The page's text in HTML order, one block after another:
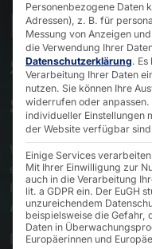
starker
starke
Wohohe Performance
entscheidend sind,
Industrie-PCs der
AKHET® Railon .
Deroptimierte Airflow
Personenbezogene Daten
Adressen), z. B. für
Messung von Anzeigen
die Verwendung Ihrer
Datenschutzerklärung.
Verarbeitung Ihrer Daten
nutzen. Sie können Ihre
widerrufen oder anpassen.
individueller Einstellungen
der Website verfügbar
Einige Services
Mit Ihrer Einwilligung zur
auch in die Verarbeitung
lit. a GDPR ein. Der EuGH
unzureichendem
beispielsweise die Gefahr,
Daten in
Europäerinnen und